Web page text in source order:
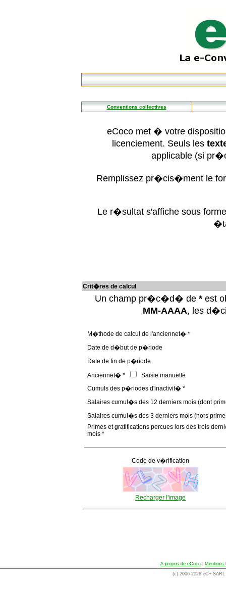
Conventions collectives
eCoco met � votre
licenciement. Seuls les
applicable (si
Remplissez pr�cis�ment le
Le r�sultat s'affiche sous
Crit�res de calcul
Un champ pr�c�d� de * est
MM-AAAA, les
M�thode de calcul de l'anciennet� *
Date de d�but de p�riode
Date de fin de p�riode
Anciennet� *
Saisie manuelle
Cumuls des p�riodes d'inactivit� *
Salaires cumul�s des 12 derniers mois (dont
Salaires cumul�s des 3 derniers mois (hors
Primes et gratifications percues lors des trois
mois *
Code de v�rification
Recharger l'image
A propos de eCoco
Mentions
(c) 2006-2026 eC+